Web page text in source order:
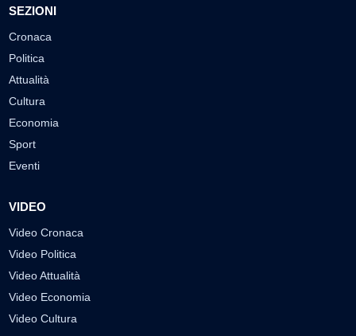
SEZIONI
Cronaca
Politica
Attualità
Cultura
Economia
Sport
Eventi
VIDEO
Video Cronaca
Video Politica
Video Attualità
Video Economia
Video Cultura